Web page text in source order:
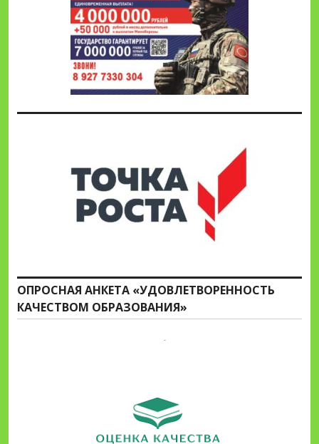
ОПРОСНАЯ АНКЕТА «УДОВЛЕТВОРЕННОСТЬ
КАЧЕСТВОМ ОБРАЗОВАНИЯ»